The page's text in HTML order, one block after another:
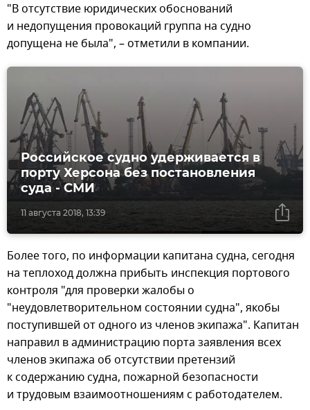
"В отсутствие юридических обоснований
и недопущения провокаций группа на судно
допущена не была", – отметили в компании.
11 августа 2018, 13:39
Российское судно удерживается в
порту Херсона без постановления
суда - СМИ
Более того, по информации капитана судна, сегодня
на теплоход должна прибыть инспекция портового
контроля "для проверки жалобы о
"неудовлетворительном состоянии судна", якобы
поступившей от одного из членов экипажа". Капитан
направил в администрацию порта заявления всех
членов экипажа об отсутствии претензий
к содержанию судна, пожарной безопасности
и трудовым взаимоотношениям с работодателем.